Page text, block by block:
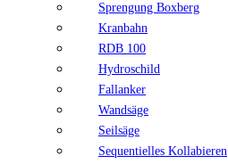
Sprengung Boxberg
Kranbahn
RDB 100
Hydroschild
Fallanker
Wandsäge
Seilsäge
Sequentielles Kollabieren